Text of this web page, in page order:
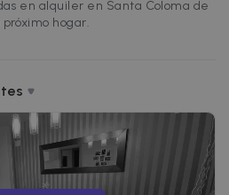
en alquiler en Santa Coloma de
hogar.